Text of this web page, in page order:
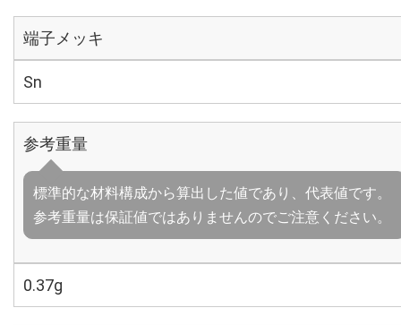
端子メッキ
Sn
参考重量
標準的な材料構成から算出した値であり、代表値です。
参考重量は保証値ではありませんのでご注意ください。
0.37g